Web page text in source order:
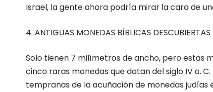
Israel, la gente ahora podría mirar la cara de
4. ANTIGUAS MONEDAS BÍBLICAS DESCUBIERTAS
Solo tienen 7 milímetros de ancho, pero estas
cinco raras monedas que datan del siglo IV a.
tempranas de la acuñación de monedas judías